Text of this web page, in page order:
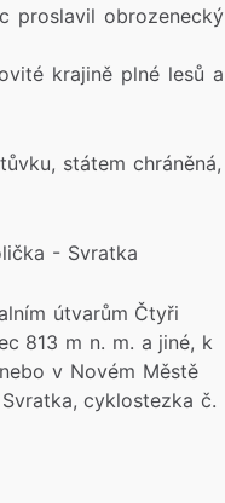
proslavil obrozenecký
krajině plné lesů a
státem chráněná,
- Svratka
útvarům Čtyři
813 m n. m. a jiné, k
v Novém Městě
cyklostezka č.